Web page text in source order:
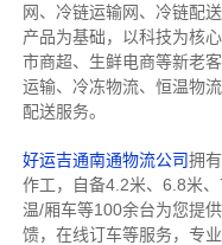
网、冷链运输网、冷链配
产品为基础，以科技为核
市商超、生鲜电商等新老
运输、冷冻物流、恒温物
配送服务。
好运吉通南通物流公司拥
作工，自备4.2米、6.8米
温/厢车等100余台为您提
馈，在线订车等服务， 专